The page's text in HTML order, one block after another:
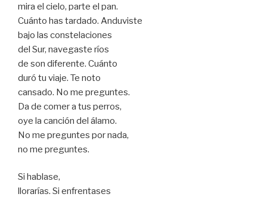
mira el cielo, parte el pan.
Cuánto has tardado. Anduviste
bajo las constelaciones
del Sur, navegaste ríos
de son diferente. Cuánto
duró tu viaje. Te noto
cansado. No me preguntes.
Da de comer a tus perros,
oye la canción del álamo.
No me preguntes por nada,
no me preguntes.
Si hablase,
llorarías. Si enfrentases